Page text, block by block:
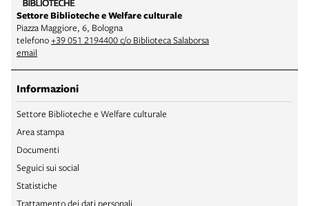
Settore Biblioteche e Welfare culturale
Piazza Maggiore, 6, Bologna
telefono+39 051 2194400 c/o Biblioteca Salaborsa
email
Informazioni
Settore Biblioteche e Welfare culturale
Area stampa
Documenti
Seguici sui social
Statistiche
Trattamento dei dati personali